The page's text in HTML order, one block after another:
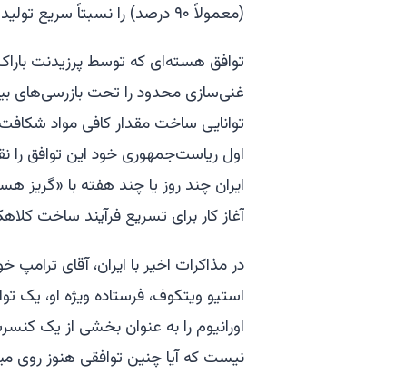
(معمولاً ۹۰ درصد) را نسبتاً سریع تولید کند. این مقدار برای ده بمب کافی خواهد بود.
غنی‌سازی محدود را تحت بازرسی‌های
توانایی ساخت مقدار کافی مواد
اول ریاست‌جمهوری خود این توافق را
ایران چند روز یا چند هفته با «گریز
آغاز کار برای تسریع فرآیند ساخت
در مذاکرات اخیر با ایران، آقای
استیو ویتکوف، فرستاده ویژه او، یک
اورانیوم را به عنوان بخشی از یک
نیست که آیا چنین توافقی هنوز روی